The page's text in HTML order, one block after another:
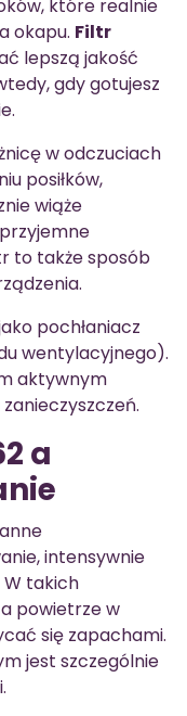
które realnie
okapu. Filtr
lepszą jakość
gdy gotujesz
w odczuciach
posiłków,
wiąże
to także sposób
pochłaniacz
wentylacyjnego).
aktywnym
a
intensywnie
takich
powietrze w
się zapachami.
jest szczególnie